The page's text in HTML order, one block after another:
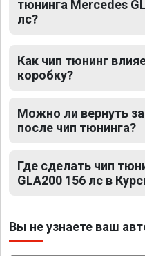
тюнинга Mercedes
лс?
Как чип тюнинг
коробку?
Можно ли вернуть
после чип тюнинга?
Где сделать чип
GLA200 156 лс в
Вы не узнаете ваш